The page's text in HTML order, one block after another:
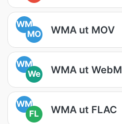
WM
MO
WMA ut MOV
WM
We
WMA ut WebM
WM
FL
WMA ut FLAC